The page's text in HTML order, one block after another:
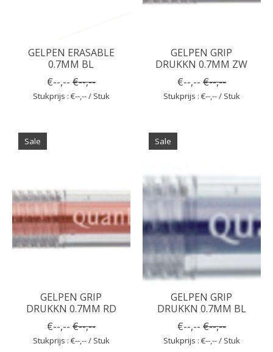
GELPEN ERASABLE
0.7MM BL
€--,-- €--,--
Stukprijs : €--,-- / Stuk
GELPEN GRIP
DRUKKN 0.7MM ZW
€--,-- €--,--
Stukprijs : €--,-- / Stuk
Sale
GELPEN GRIP
DRUKKN 0.7MM RD
€--,-- €--,--
Stukprijs : €--,-- / Stuk
Sale
GELPEN GRIP
DRUKKN 0.7MM BL
€--,-- €--,--
Stukprijs : €--,-- / Stuk